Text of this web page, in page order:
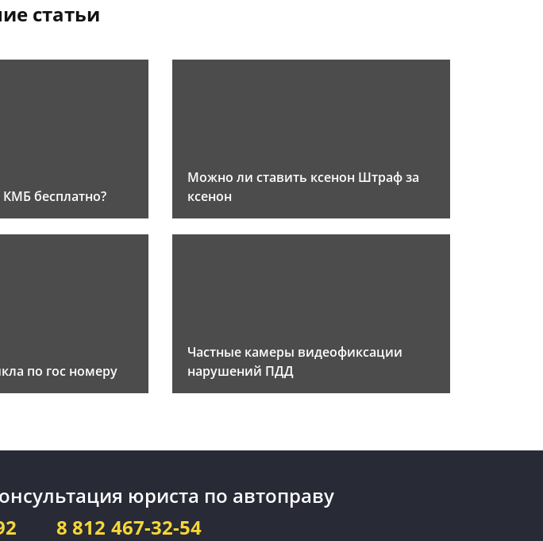
статьи
КМБ бесплатно?
Можно ли ставить ксенон Штраф за
ксенон
по гос номеру
Частные камеры видеофиксации
нарушений ПДД
юриста по автоправу
8 812 467-32-54